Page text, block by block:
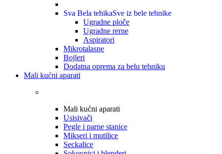
Sva Bela tehikaSve iz bele tehnike
Ugradne ploče
Ugradne rerne
Aspiratori
Mikrotalasne
Bojleri
Dodatna oprema za belu tehniku
Mali kućni aparati
Mali kućni aparati
Usisivači
Pegle i parne stanice
Mikseri i mutilice
Seckalice